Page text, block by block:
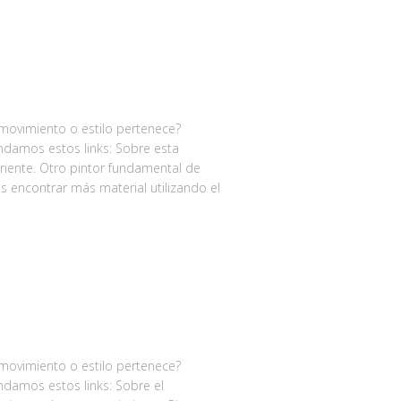
o estilo pertenece?
estos links: Sobre esta
Otro pintor fundamental de
encontrar más material utilizando el
o estilo pertenece?
estos links: Sobre el